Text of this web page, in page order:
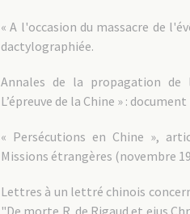
« A l'occasion du massacre de
dactylographiée.
Annales de la propagation
L’épreuve de la Chine » :
« Persécutions en Chine »,
Missions étrangères (novembre
Lettres à un lettré chinois
"De morte R. de Rigaud et ejus